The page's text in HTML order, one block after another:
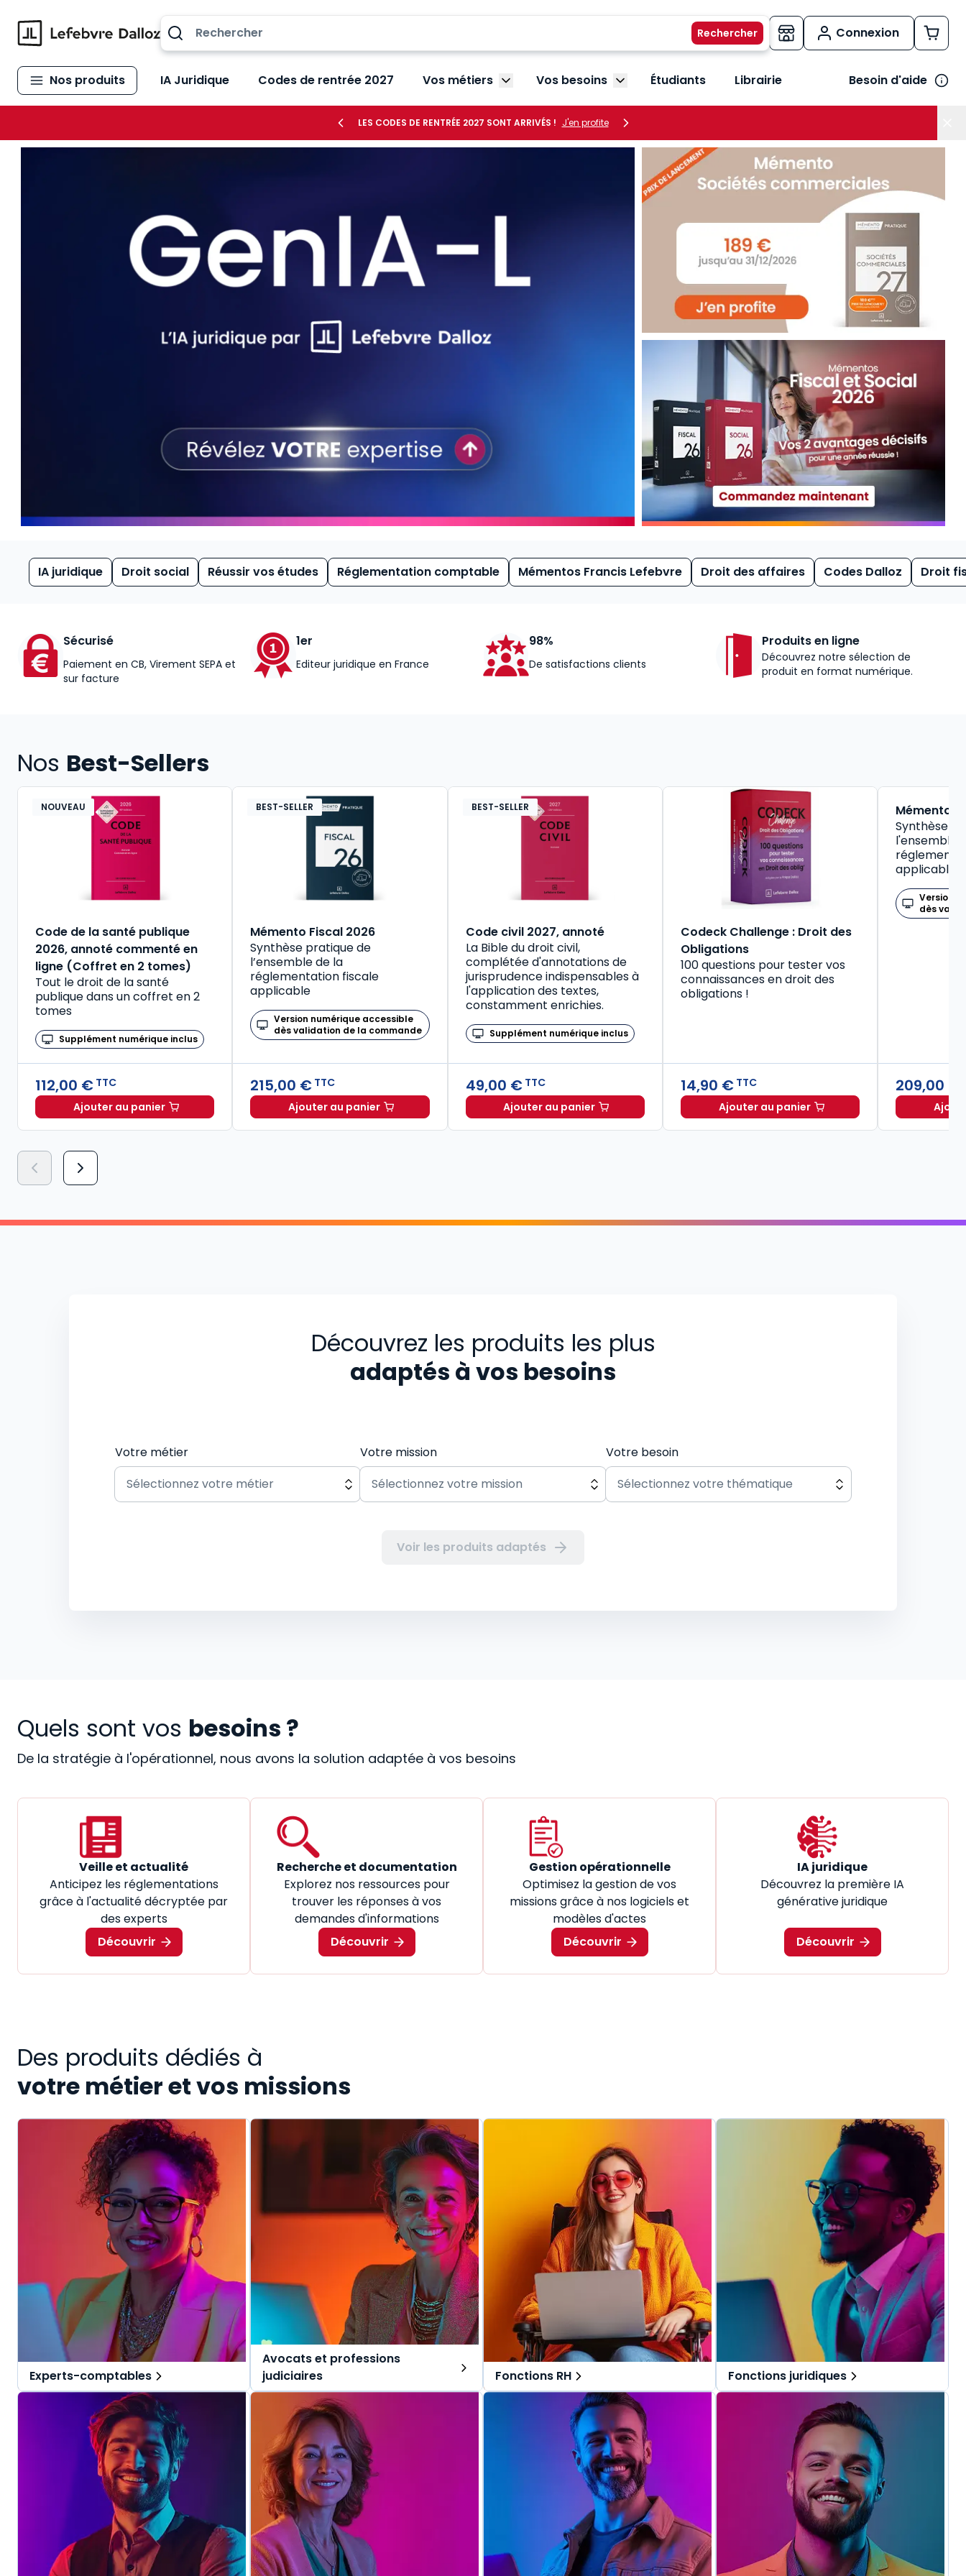
Connexion
Nos produits IA Juridique Codes de rentrée 2027 Vos métiers Afficher le sous-menu Vos métiers
Vos besoins Afficher le sous-menu Vos besoins
Étudiants Librairie Besoin d'aide
LES CODES DE RENTRÉE 2027 SONT ARRIVÉS ! J'en profite
IA juridique Droit social Réussir vos études Réglementation comptable Mémentos Francis Lefebvre Droit des affaires Codes Dalloz Droit
Sécurisé
Paiement en CB, Virement SEPA et
sur facture
1er
Editeur juridique en France
98%
De satisfactions clients
Produits en ligne
Découvrez notre sélection de
produit en format numérique.
Nos Best-Sellers
NOUVEAU
Code de la santé publique
2026, annoté commenté en
ligne (Coffret en 2 tomes)
Tout le droit de la santé
publique dans un coffret en 2
tomes
Supplément numérique inclus
112,00 € TTC
Ajouter au panier
Code de la santé publique 2026, annoté commenté en ligne (Coffret en 2 tomes) à TTC
BEST-SELLER
Mémento Fiscal 2026
Synthèse pratique de
l’ensemble de la
réglementation fiscale
applicable
Version numérique accessible
dès validation de la commande
215,00 € TTC
Ajouter au panier
Mémento Fiscal 2026 à TTC
BEST-SELLER
Code civil 2027, annoté
La Bible du droit civil,
complétée d'annotations de
jurisprudence indispensables à
l'application des textes,
constamment enrichies.
Supplément numérique inclus
49,00 € TTC
Ajouter au panier
Codeck Challenge : Droit des
Obligations
100 questions pour tester vos
connaissances en droit des
obligations !
14,90 € TTC
Ajouter au panier
BEST-SELLER
Mémento
Synthèse
l'ensemble
applicable
Version
dès
209,00 €
Découvrez les produits les plus
adaptés à vos besoins
Votre métier Votre mission Votre besoin
Voir les produits adaptés
Quels sont vos besoins ?
De la stratégie à l'opérationnel, nous avons la solution adaptée à vos besoins
Veille et actualité
Anticipez les réglementations
grâce à l'actualité décryptée par
des experts
Découvrir
Recherche et documentation
Explorez nos ressources pour
trouver les réponses à vos
demandes d'informations
Découvrir
Gestion opérationnelle
Optimisez la gestion de vos
missions grâce à nos logiciels et
modèles d'actes
Découvrir
IA juridique
Découvrez la première IA
générative juridique
Découvrir
Des produits dédiés à
votre métier et vos missions
Experts-comptables
Des solutions tout-en-un, spécialement
pensées pour l'expert-comptable et ses
collaborateurs.
Une offre globale pour vous repérer dans
vos missions au quotidien.
Avocats et professions
judiciaires
Des solutions tout-en-un, spécialement
pensées pour les avocats et professions
judiciaires.
Une offre globale pour vous repérer dans
vos missions au quotidien.
Fonctions RH
Des solutions tout-en-un, spécialement
pensées pour les fonctions RH.
Une offre globale pour vous repérer dans
vos missions au quotidien.
Fonctions juridiques
Des solutions tout-en-un, spécialement
pensées pour les fonctions juridiques.
Une offre globale pour vous repérer dans
vos missions au quotidien.